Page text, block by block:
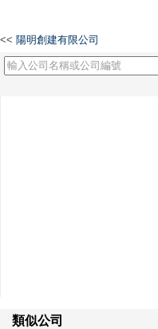
<< 陽明創建有限公司
類似公司